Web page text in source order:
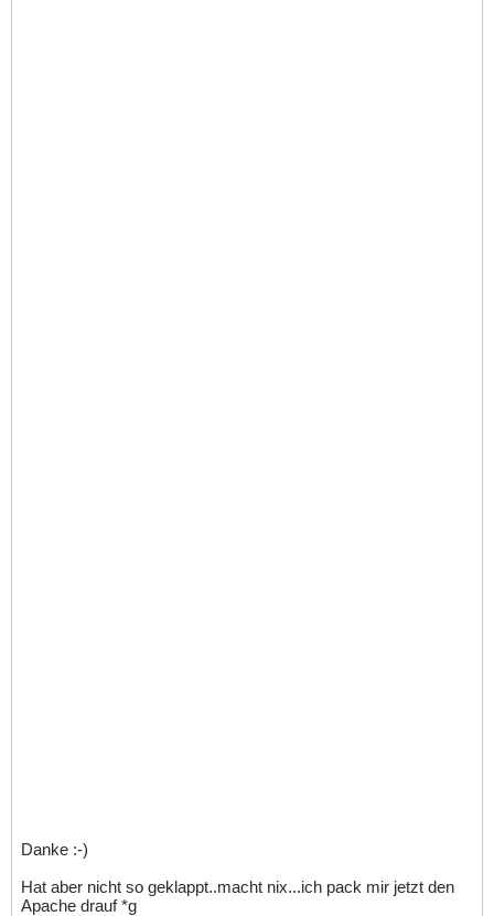
Danke :-)
Hat aber nicht so geklappt..macht nix...ich pack mir jetzt den
Apache drauf *g